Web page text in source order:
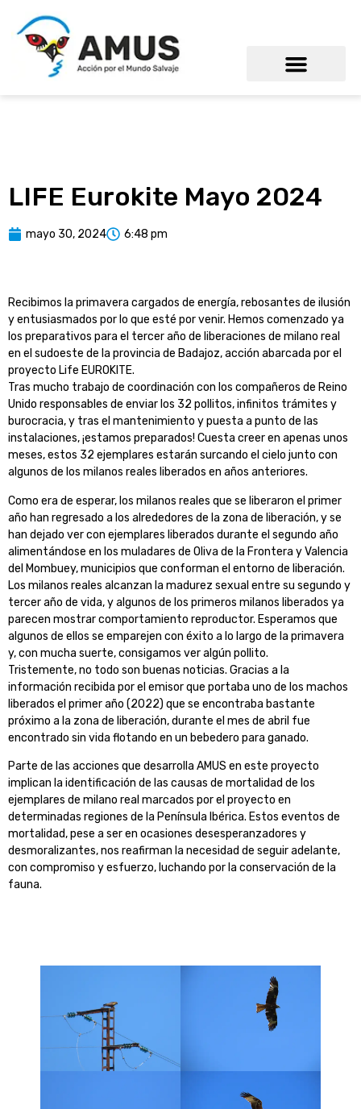
LIFE Eurokite Mayo 2024
mayo 30, 2024 6:48 pm
Recibimos la primavera cargados de energía, rebosantes de ilusión
y entusiasmados por lo que esté por venir. Hemos comenzado ya
los preparativos para el tercer año de liberaciones de milano real
en el sudoeste de la provincia de Badajoz, acción abarcada por el
proyecto Life EUROKITE.
Tras mucho trabajo de coordinación con los compañeros de Reino
Unido responsables de enviar los 32 pollitos, infinitos trámites y
burocracia, y tras el mantenimiento y puesta a punto de las
instalaciones, ¡estamos preparados! Cuesta creer en apenas unos
meses, estos 32 ejemplares estarán surcando el cielo junto con
algunos de los milanos reales liberados en años anteriores.
Como era de esperar, los milanos reales que se liberaron el primer
año han regresado a los alrededores de la zona de liberación, y se
han dejado ver con ejemplares liberados durante el segundo año
alimentándose en los muladares de Oliva de la Frontera y Valencia
del Mombuey, municipios que conforman el entorno de liberación.
Los milanos reales alcanzan la madurez sexual entre su segundo y
tercer año de vida, y algunos de los primeros milanos liberados ya
parecen mostrar comportamiento reproductor. Esperamos que
algunos de ellos se emparejen con éxito a lo largo de la primavera
y, con mucha suerte, consigamos ver algún pollito.
Tristemente, no todo son buenas noticias. Gracias a la
información recibida por el emisor que portaba uno de los machos
liberados el primer año (2022) que se encontraba bastante
próximo a la zona de liberación, durante el mes de abril fue
encontrado sin vida flotando en un bebedero para ganado.
Parte de las acciones que desarrolla AMUS en este proyecto
implican la identificación de las causas de mortalidad de los
ejemplares de milano real marcados por el proyecto en
determinadas regiones de la Península Ibérica. Estos eventos de
mortalidad, pese a ser en ocasiones desesperanzadores y
desmoralizantes, nos reafirman la necesidad de seguir adelante,
con compromiso y esfuerzo, luchando por la conservación de la
fauna.